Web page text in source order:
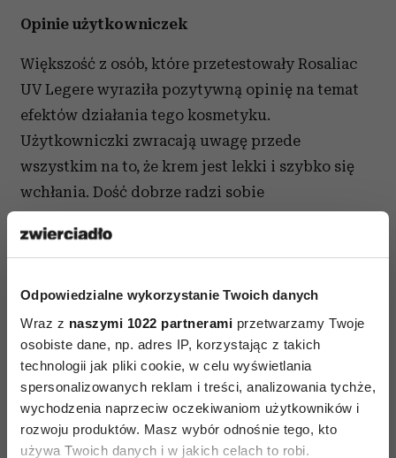
Odpowiedzialne wykorzystanie Twoich danych
Wraz z naszymi 1022 partnerami przetwarzamy Twoje
osobiste dane, np. adres IP, korzystając z takich
technologii jak pliki cookie, w celu wyświetlania
spersonalizowanych reklam i treści, analizowania tychże,
wychodzenia naprzeciw oczekiwaniom użytkowników i
rozwoju produktów. Masz wybór odnośnie tego, kto
używa Twoich danych i w jakich celach to robi.
Opinie użytkowniczek
Większość z osób, które przetestowały Rosaliac
UV Legere wyraziła pozytywną opinię na temat
efektów działania tego kosmetyku.
Użytkowniczki zwracają uwagę przede
wszystkim na to, że krem jest lekki i szybko się
wchłania. Dość dobrze radzi sobie
doskonałą bazę pod makijaż . Regularnie
Według niektórych kobiet krem mógłby mieć
wyższy filtr przeciwsłoneczny. To prawda,
ponieważ SPF 15 nie zapewnia dostatecznej
ochrony osobom, które mają bardzo jasną skórę,
trudno opalającą się i skłonną do poparzeń.
Jeżeli masz taką właśnie skórę, to latem po
nałożeniu kremu Rosaliac UV Legere, zastosuj